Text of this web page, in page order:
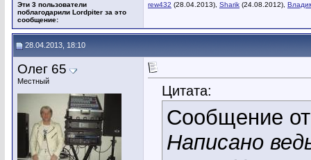
Эти 3 пользователи
поблагодарили Lordpiter за это
сообщение:
rew432 (28.04.2013), Sharik (24.08.2012),
28.04.2013, 18:10
Олег 65
Местный
Цитата:
Сообщение
Написано